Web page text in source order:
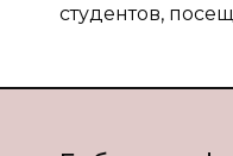
студентов,